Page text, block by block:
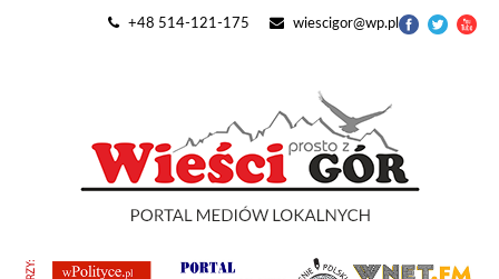
+48 514-121-175 wiescigor@wp.pl